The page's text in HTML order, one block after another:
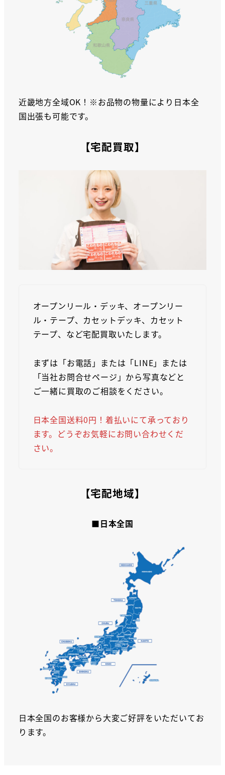
近畿地方全域OK！※お品物の物量により日本全
国出張も可能です。
【宅配買取】
オープンリール・デッキ、オープンリー
ル・テープ、カセットデッキ、カセット
テープ、など宅配買取いたします。
まずは「お電話」または「LINE」または
「当社お問合せページ」から写真などと
ご一緒に買取のご相談をください。
日本全国送料0円！着払いにて承っており
ます。どうぞお気軽にお問い合わせくだ
さい。
【宅配地域】
■日本全国
日本全国のお客様から大変ご好評をいただいてお
ります。